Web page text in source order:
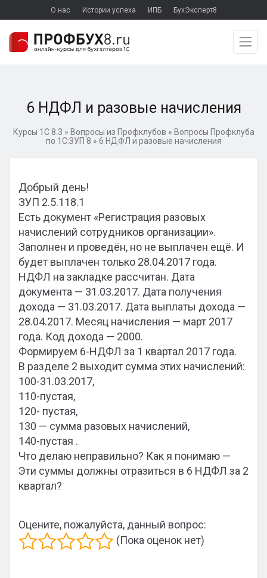
О нас Истории успеха ИПБ БухЭксперт8
6 НДФЛ и разовые начисления
Курсы 1С 8.3 » Вопросы из Профклубов » Вопросы Профклуба
по 1С:ЗУП 8 » 6 НДФЛ и разовые начисления
Добрый день!
ЗУП 2.5.118.1
Есть документ «Регистрация разовых
начислений сотрудников организации».
Заполнен и проведён, но не выплачен ещё. И
будет выплачен только 28.04.2017 года.
НДФЛ на закладке рассчитан. Дата
документа — 31.03.2017. Дата получения
дохода — 31.03.2017. Дата выплаты дохода —
28.04.2017. Месяц начисления — март 2017
года. Код дохода — 2000.
Формируем 6-НДФЛ за 1 квартал 2017 года.
В разделе 2 выходит сумма этих начислений:
100-31.03.2017,
110-пустая,
120- пустая,
130 — сумма разовых начислений,
140-пустая .
Что делаю неправильно? Как я понимаю —
Эти суммы должны отразиться в 6 НДФЛ за 2
квартал?
Оцените, пожалуйста, данный вопрос:
(Пока оценок нет)